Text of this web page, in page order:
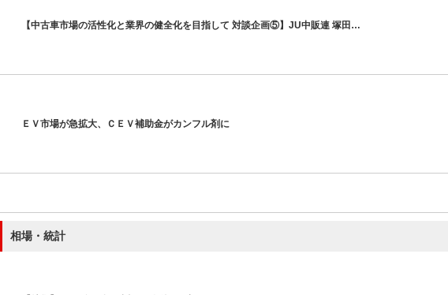
【中古車市場の活性化と業界の健全化を目指して 対談企画⑤】JU中販連 塚田…
ＥＶ市場が急拡大、ＣＥＶ補助金がカンフル剤に
相場・統計